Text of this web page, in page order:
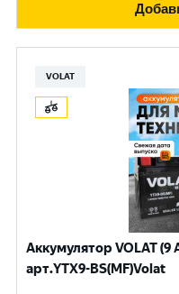
VOLAT
Аккумулятор VOLAT (9
арт.YTX9-BS(MF)Volat